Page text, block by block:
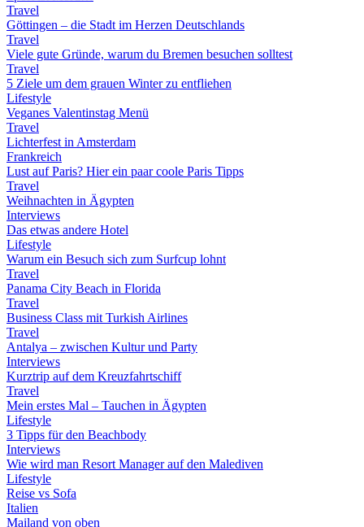
Travel
Göttingen – die Stadt im Herzen Deutschlands
Travel
Viele gute Gründe, warum du Bremen besuchen solltest
Travel
5 Ziele um dem grauen Winter zu entfliehen
Lifestyle
Veganes Valentinstag Menü
Travel
Lichterfest in Amsterdam
Frankreich
Lust auf Paris? Hier ein paar coole Paris Tipps
Travel
Weihnachten in Ägypten
Interviews
Das etwas andere Hotel
Lifestyle
Warum ein Besuch sich zum Surfcup lohnt
Travel
Panama City Beach in Florida
Travel
Business Class mit Turkish Airlines
Travel
Antalya – zwischen Kultur und Party
Interviews
Kurztrip auf dem Kreuzfahrtschiff
Travel
Mein erstes Mal – Tauchen in Ägypten
Lifestyle
3 Tipps für den Beachbody
Interviews
Wie wird man Resort Manager auf den Malediven
Lifestyle
Reise vs Sofa
Italien
Mailand von oben